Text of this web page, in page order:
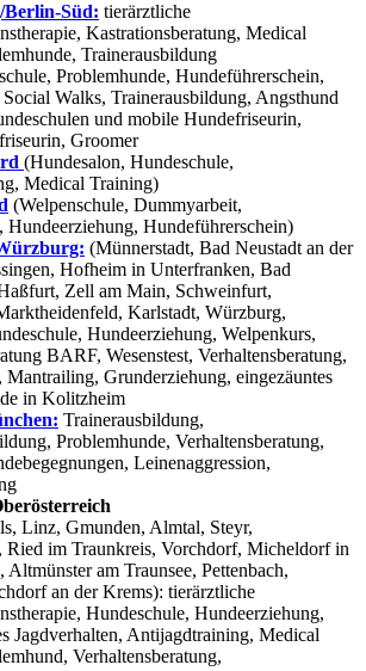
Süd: tierärztliche
Kastrationsberatung, Medical
Trainerausbildung
Problemhunde, Hundeführerschein,
Walks, Trainerausbildung, Angsthund
und mobile Hundefriseurin,
Groomer
(Hundesalon, Hundeschule,
Medical Training)
(Welpenschule, Dummyarbeit,
Hundeerziehung, Hundeführerschein)
(Münnerstadt, Bad Neustadt an der
Hofheim in Unterfranken, Bad
Zell am Main, Schweinfurt,
Karlstadt, Würzburg,
Hundeerziehung, Welpenkurs,
BARF, Wesenstest, Verhaltensberatung,
Mantrailing, Grunderziehung, eingezäuntes
in Kolitzheim
Trainerausbildung,
Problemhunde, Verhaltensberatung,
Leinenaggression,
Linz, Gmunden, Almtal, Steyr,
Ried im Traunkreis, Vorchdorf, Micheldorf in
Altmünster am Traunsee, Pettenbach,
an der Krems): tierärztliche
Hundeschule, Hundeerziehung,
Jagdverhalten, Antijagdtraining, Medical
Verhaltensberatung,